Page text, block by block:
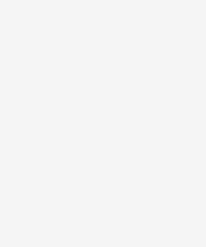
受付ではお名前
平日の夜を、ち